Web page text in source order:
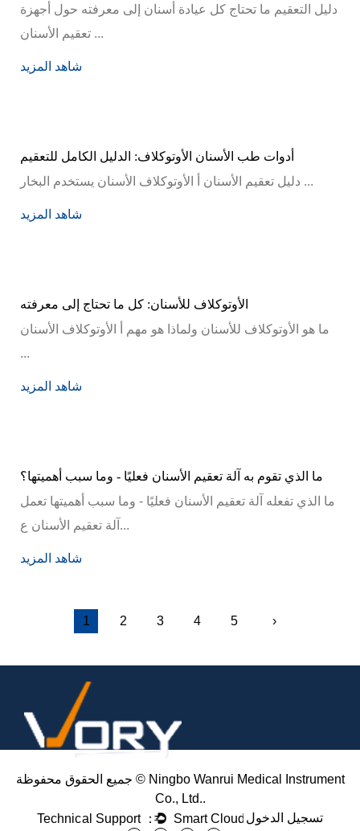
دليل التعقيم ما تحتاج كل عيادة أسنان إلى معرفته حول أجهزة
تعقيم الأسنان ...
شاهد المزيد
أدوات طب الأسنان الأوتوكلاف: الدليل الكامل للتعقيم
دليل تعقيم الأسنان أ الأوتوكلاف الأسنان يستخدم البخار ...
شاهد المزيد
الأوتوكلاف للأسنان: كل ما تحتاج إلى معرفته
ما هو الأوتوكلاف للأسنان ولماذا هو مهم أ الأوتوكلاف الأسنان
...
شاهد المزيد
ما الذي تقوم به آلة تعقيم الأسنان فعليًا - وما سبب أهميتها؟
ما الذي تفعله آلة تعقيم الأسنان فعليًا - وما سبب أهميتها تعمل
آلة تعقيم الأسنان ع...
شاهد المزيد
1 2 3 4 5 ›
جميع الحقوق محفوظة © Ningbo Wanrui Medical Instrument
Co., Ltd..
تسجيل الدخول